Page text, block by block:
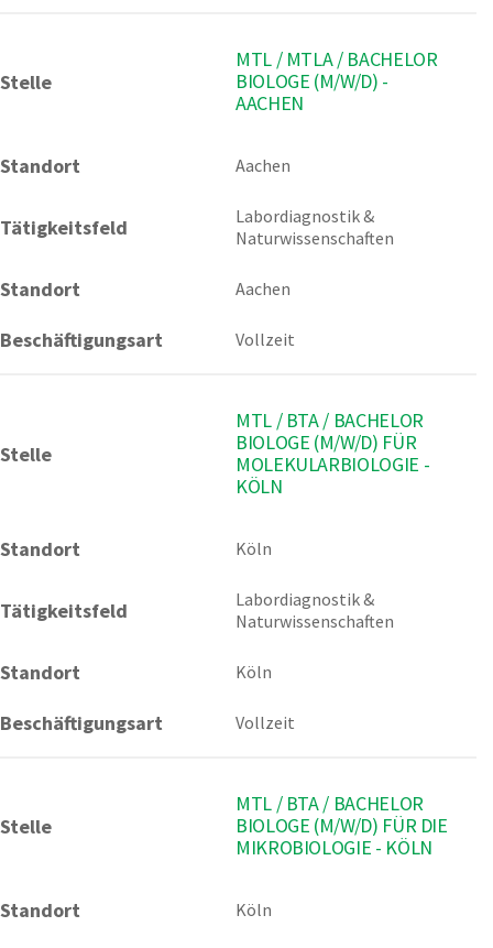
Stelle
MTL / MTLA / BACHELOR
BIOLOGE (M/W/D) -
AACHEN
Standort Aachen
Tätigkeitsfeld
Labordiagnostik &
Naturwissenschaften
Standort Aachen
Beschäftigungsart Vollzeit
Stelle
MTL / BTA / BACHELOR
BIOLOGE (M/W/D) FÜR
MOLEKULARBIOLOGIE -
KÖLN
Standort Köln
Tätigkeitsfeld
Labordiagnostik &
Naturwissenschaften
Standort Köln
Beschäftigungsart Vollzeit
Stelle
MTL / BTA / BACHELOR
BIOLOGE (M/W/D) FÜR DIE
MIKROBIOLOGIE - KÖLN
Standort Köln